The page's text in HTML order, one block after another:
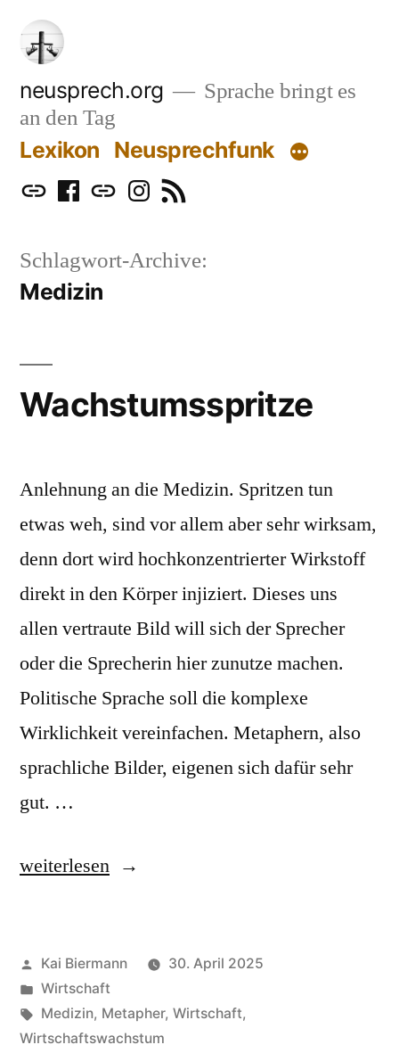
Zum
Inhalt
springen
neusprech.org
Sprache bringt es
an den Tag
Lexikon Neusprechfunk
MastodonFacebook
BlueskyInstagram
RSS
Schlagwort-Archive:
Medizin
Wachstumsspritze
Anlehnung an die Medizin. Spritzen tun
etwas weh, sind vor allem aber sehr wirksam,
denn dort wird hochkonzentrierter Wirkstoff
direkt in den Körper injiziert. Dieses uns
allen vertraute Bild will sich der Sprecher
oder die Sprecherin hier zunutze machen.
Politische Sprache soll die komplexe
Wirklichkeit vereinfachen. Metaphern, also
sprachliche Bilder, eigenen sich dafür sehr
gut. …
„Wachstumsspritze“
weiterlesen
Veröffentlicht
von
Kai Biermann
30. April 2025
Veröffentlicht
in
Wirtschaft
Schlagwörter:
Medizin, Metapher, Wirtschaft,
Wirtschaftswachstum